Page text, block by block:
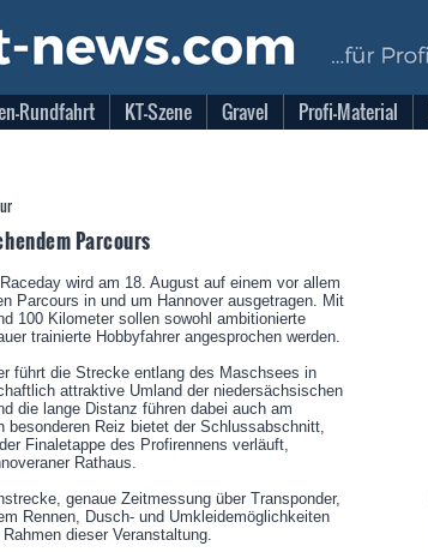
Rundfahrt KT-Szene Gravel Profi-Material
Parcours
wird am 18. August auf einem vor allem
Parcours in und um Hannover ausgetragen. Mit
100 Kilometer sollen sowohl ambitionierte
trainierte Hobbyfahrer angesprochen werden.
führt die Strecke entlang des Maschsees in
attraktive Umland der niedersächsischen
die lange Distanz führen dabei auch am
besonderen Reiz bietet der Schlussabschnitt,
Finaletappe des Profirennens verläuft,
Rathaus.
genaue Zeitmessung über Transponder,
Rennen, Dusch- und Umkleidemöglichkeiten
dieser Veranstaltung.